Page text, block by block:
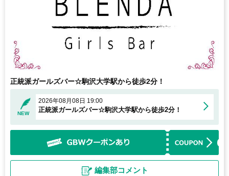
正統派ガールズバー☆駒沢大学駅から徒歩2分！
NEW
2026年08月08日 19:00
正統派ガールズバー☆駒沢大学駅から徒歩2分！
編集部コメント